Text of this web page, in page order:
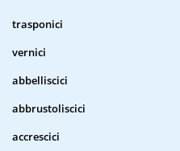
trasponici
vernici
abbelliscici
abbrustoliscici
accrescici